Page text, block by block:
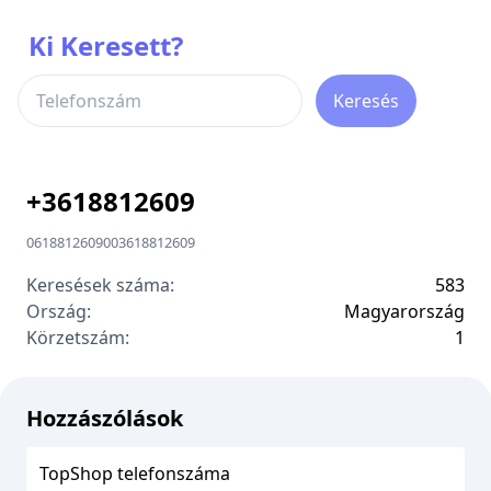
Ki Keresett?
Keresés
+3618812609
0618812609003618812609
Keresések száma:
583
Ország:
Magyarország
Körzetszám:
1
Hozzászólások
TopShop telefonszáma